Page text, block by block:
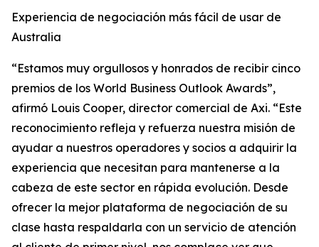
Experiencia de negociación más fácil de usar de
Australia
“Estamos muy orgullosos y honrados de recibir cinco
premios de los World Business Outlook Awards”,
afirmó Louis Cooper, director comercial de Axi. “Este
reconocimiento refleja y refuerza nuestra misión de
ayudar a nuestros operadores y socios a adquirir la
experiencia que necesitan para mantenerse a la
cabeza de este sector en rápida evolución. Desde
ofrecer la mejor plataforma de negociación de su
clase hasta respaldarla con un servicio de atención